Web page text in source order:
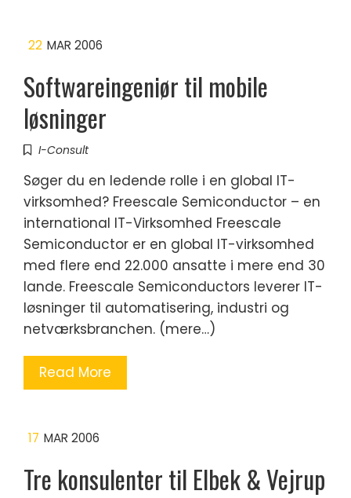
22 MAR 2006
Softwareingeniør til mobile
løsninger
I-Consult
Søger du en ledende rolle i en global IT-
virksomhed? Freescale Semiconductor – en
international IT-Virksomhed Freescale
Semiconductor er en global IT-virksomhed
med flere end 22.000 ansatte i mere end 30
lande. Freescale Semiconductors leverer IT-
løsninger til automatisering, industri og
netværksbranchen. (mere…)
Read More
17 MAR 2006
Tre konsulenter til Elbek & Vejrup